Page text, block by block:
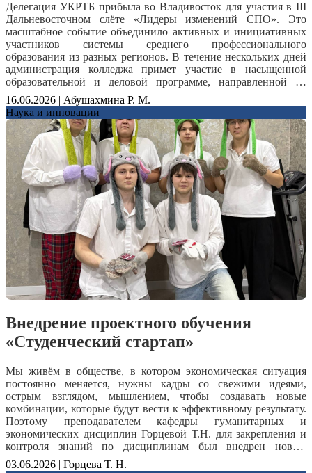
Делегация УКРТБ прибыла во Владивосток для участия в III
Дальневосточном слёте «Лидеры изменений СПО». Это
масштабное событие объединило активных и инициативных
участников системы среднего профессионального
образования из разных регионов. В течение нескольких дней
администрация колледжа примет участие в насыщенной
образовательной и деловой программе, направленной на
обмен опытом и развитие профессиональных компетенций.
Студенты колледжа примут участие в I Международных
профессиональных студенческих играх по компетенции
«Спасательные работы». Участникам предстоит
продемонстрировать высокий уровень подготовки, умение
работать в команде и принимать решения в экстремальных
ситуациях. Для студентов УКРТБ это не только соревнование,
но и возможность перенять лучшие практики у будущих
специалистов из других образовательных организаций.
Администрация колледжа примет участие в обсуждении
актуальных вопросов развития среднего профессионального
образования и внедрения современных образовательных
подходов. Мы уверены, что представители УКРТБ привезут
из Владивостока новые знания, ценный опыт и яркие
впечатления.
16.06.2026 | Абушахмина Р. М.
Наука и инновации
Внедрение проектного обучения
«Студенческий стартап»
Мы живём в обществе, в котором экономическая ситуация
постоянно меняется, нужны кадры со свежими идеями,
острым взглядом, мышлением, чтобы создавать новые
комбинации, которые будут вести к эффективному результату.
Поэтому преподавателем кафедры гуманитарных и
экономических дисциплин Горцевой Т.Н. для закрепления и
контроля знаний по дисциплинам был внедрен новый
инновационный метод - проектное обучение.
03.06.2026 | Горцева Т. Н.